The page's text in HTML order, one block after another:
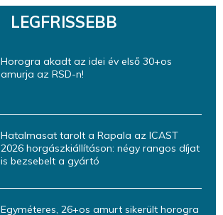
LEGFRISSEBB
Horogra akadt az idei év első 30+os
amurja az RSD-n!
Hatalmasat tarolt a Rapala az ICAST
2026 horgászkiállításon: négy rangos díjat
is bezsebelt a gyártó
Egyméteres, 26+os amurt sikerült horogra